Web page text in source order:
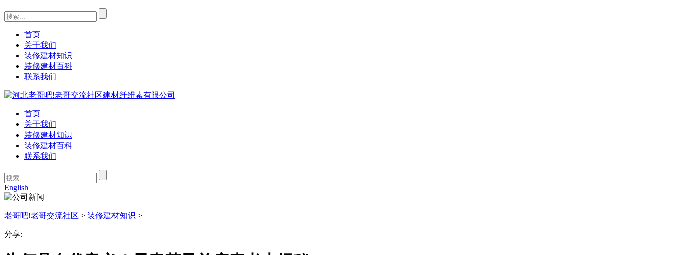
首页
关于我们
装修建材知识
装修建材百科
联系我们
首页
关于我们
装修建材知识
装修建材百科
联系我们
English
老哥吧!老哥交流社区 > 装修建材知识 >
分享: